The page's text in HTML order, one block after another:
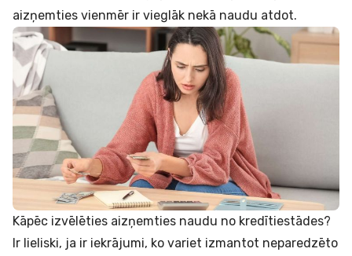
aizņemties vienmēr ir vieglāk nekā naudu atdot.
Kāpēc izvēlēties aizņemties naudu no kredītiestādes?
Ir lieliski, ja ir iekrājumi, ko variet izmantot neparedzēto